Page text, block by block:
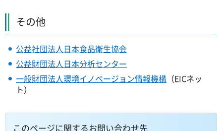
その他
公益社団法人日本食品衛生協会
公益財団法人日本分析センター
一般財団法人環境イノベージョン情報機構 （EICネッ
ト）
このページに関するお問い合わせ先